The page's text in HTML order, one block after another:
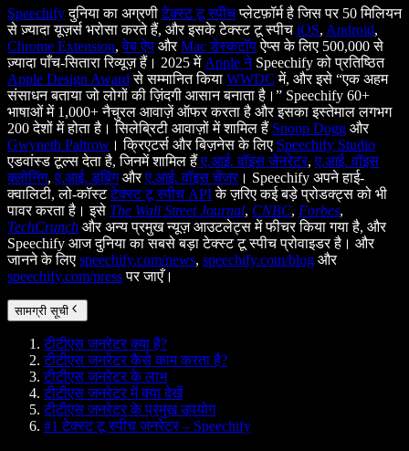
Speechifyदुनिया का अग्रणीटेक्स्ट टू स्पीचप्लेटफ़ॉर्म है जिस पर 50 मिलियन
से ज़्यादा यूज़र्स भरोसा करते हैं, और इसके टेक्स्ट टू स्पीच iOS, Android,
Chrome Extension,वेब ऐप औरMac डेस्कटॉपऐप्स के लिए 500,000 से
ज़्यादा पाँच-सितारा रिव्यूज़ हैं। 2025 में Apple नेSpeechify को प्रतिष्ठित
Apple Design Award से सम्मानित किया WWDC में, और इसे “एक अहम
संसाधन बताया जो लोगों की ज़िंदगी आसान बनाता है।” Speechify 60+
भाषाओं में 1,000+ नैचुरल आवाज़ें ऑफर करता है और इसका इस्तेमाल लगभग
200 देशों में होता है। सिलेब्रिटी आवाज़ों में शामिल हैं Snoop Dogg और
Gwyneth Paltrow । क्रिएटर्स और बिज़नेस के लिए Speechify Studio
एडवांस्ड टूल्स देता है, जिनमें शामिल हैंए.आई. वॉइस जेनरेटर,ए.आई. वॉइस
क्लोनिंग,ए.आई. डबिंगऔरए.आई. वॉइस चेंजर। Speechify अपने हाई-
क्वालिटी, लो-कॉस्टटेक्स्ट टू स्पीच APIके ज़रिए कई बड़े प्रोडक्ट्स को भी
पावर करता है। इसे The Wall Street Journal, CNBC, Forbes,
TechCrunch और अन्य प्रमुख न्यूज़ आउटलेट्स में फीचर किया गया है, और
Speechify आज दुनिया का सबसे बड़ा टेक्स्ट टू स्पीच प्रोवाइडर है। और
जानने के लिए speechify.com/news, speechify.com/blog और
speechify.com/pressपर जाएँ।
सामग्री सूची
टीटीएस जनरेटर क्या है?
टीटीएस जनरेटर कैसे काम करता है?
टीटीएस जनरेटर के लाभ
टीटीएस जनरेटर में क्या देखें
टीटीएस जनरेटर के प्रमुख उपयोग
#1 टेक्स्ट टू स्पीच जनरेटर – Speechify